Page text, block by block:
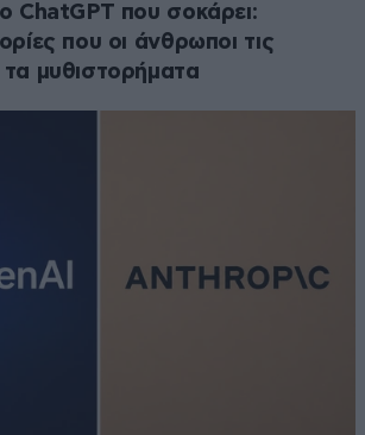
ChatGPT που σοκάρει:
που οι άνθρωποι τις
μυθιστορήματα